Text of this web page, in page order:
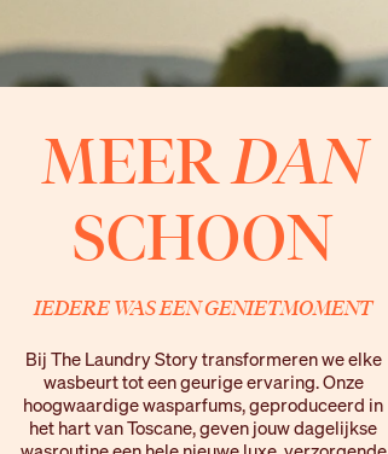
MEERDAN
SCHOON
IEDERE WAS EEN GENIETMOMENT
Bij The Laundry Story transformeren we elke
wasbeurt tot een geurige ervaring. Onze
hoogwaardige wasparfums, geproduceerd in
het hart van Toscane, geven jouw dagelijkse